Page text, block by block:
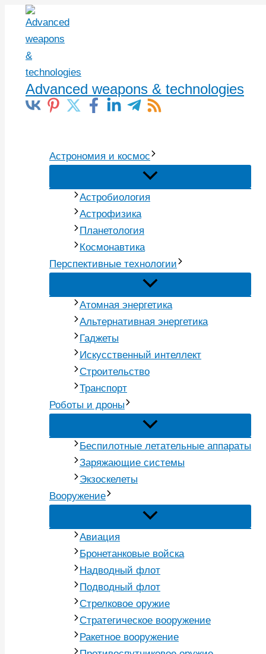
Перейти
содержимому
Advanced weapons & technologies
Астрономия и космос
Астробиология
Астрофизика
Планетология
Космонавтика
Перспективные технологии
Атомная энергетика
Альтернативная энергетика
Гаджеты
Искусственный интеллект
Строительство
Транспорт
Роботы и дроны
Беспилотные летательные аппараты
Заряжающие системы
Экзоскелеты
Вооружение
Авиация
Бронетанковые войска
Надводный флот
Подводный флот
Стрелковое оружие
Стратегическое вооружение
Ракетное вооружение